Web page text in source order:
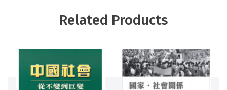
Related Products